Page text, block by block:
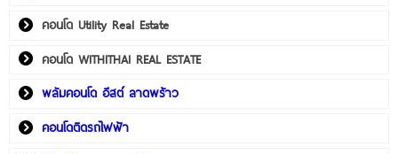
คอนโด Utility Real Estate
คอนโด WITHITHAI REAL ESTATE
พลัมคอนโด อีสต์ ลาดพร้าว
คอนโดติดรถไฟฟ้า